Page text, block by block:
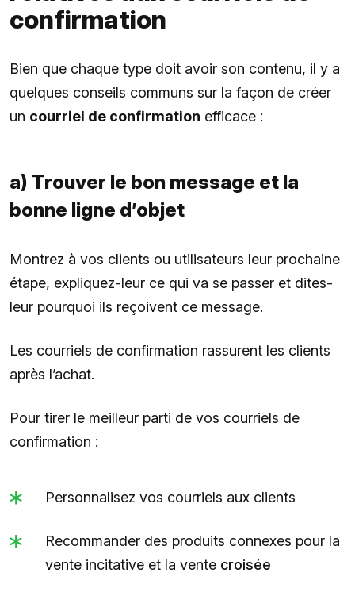
confirmation
Bien que chaque type doit avoir son contenu, il y a
quelques conseils communs sur la façon de créer
un courriel de confirmation efficace :
a) Trouver le bon message et la
bonne ligne d’objet
Montrez à vos clients ou utilisateurs leur prochaine
étape, expliquez-leur ce qui va se passer et dites-
leur pourquoi ils reçoivent ce message.
Les courriels de confirmation rassurent les clients
après l’achat.
Pour tirer le meilleur parti de vos courriels de
confirmation :
Personnalisez vos courriels aux clients
Recommander des produits connexes pour la
vente incitative et la vente croisée